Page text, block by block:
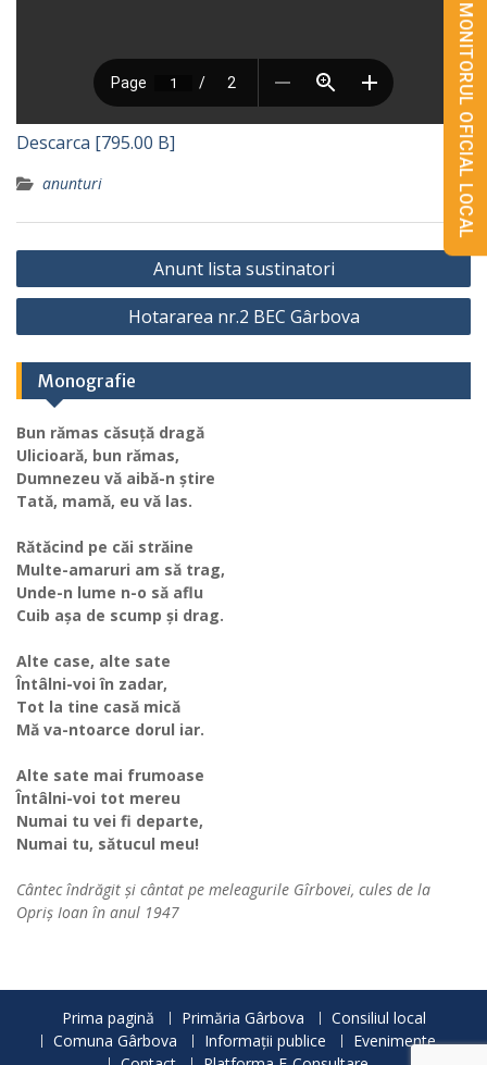
Descarca [795.00 B]
anunturi
Navigare
în
Anunt lista sustinatori
Hotararea nr.2 BEC Gârbova
Monografie
Bun rămas căsuță dragă
Ulicioară, bun rămas,
Dumnezeu vă aibă-n știre
Tată, mamă, eu vă las.
Rătăcind pe căi străine
Multe-amaruri am să trag,
Unde-n lume n-o să aflu
Cuib așa de scump și drag.
Alte case, alte sate
Întâlni-voi în zadar,
Tot la tine casă mică
Mă va-ntoarce dorul iar.
Alte sate mai frumoase
Întâlni-voi tot mereu
Numai tu vei fi departe,
Numai tu, sătucul meu!
Cântec îndrăgit și cântat pe meleagurile Gîrbovei, cules de la
Opriș Ioan în anul 1947
Prima pagină Primăria Gârbova
Consiliul local
Comuna Gârbova
Informații publice
Evenimente
MONITORUL OFICIAL LOCAL